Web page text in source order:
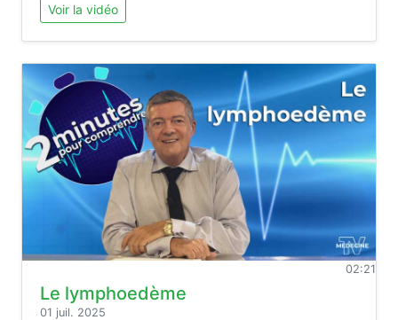
Voir la vidéo
02:21
Le lymphoedème
01 juil. 2025